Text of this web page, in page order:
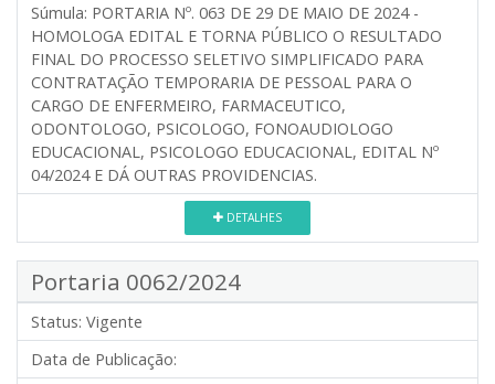
Súmula: PORTARIA Nº. 063 DE 29 DE MAIO DE 2024 -
HOMOLOGA EDITAL E TORNA PÚBLICO O RESULTADO
FINAL DO PROCESSO SELETIVO SIMPLIFICADO PARA
CONTRATAÇÃO TEMPORARIA DE PESSOAL PARA O
CARGO DE ENFERMEIRO, FARMACEUTICO,
ODONTOLOGO, PSICOLOGO, FONOAUDIOLOGO
EDUCACIONAL, PSICOLOGO EDUCACIONAL, EDITAL Nº
04/2024 E DÁ OUTRAS PROVIDENCIAS.
DETALHES
Portaria 0062/2024
Status: Vigente
Data de Publicação: